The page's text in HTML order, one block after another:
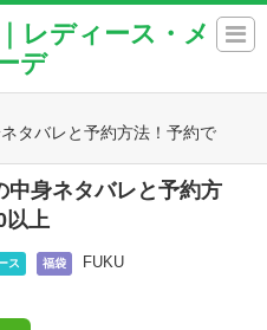
レディース・メ
デ
タバレと予約方法！予約で
中身ネタバレと予約方
以上
ス 福袋 FUKU